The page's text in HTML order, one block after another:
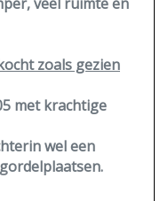
zoals gezien
met krachtige
wel een